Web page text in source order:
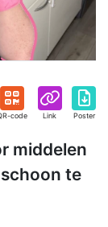
code Link Poster
middelen
te